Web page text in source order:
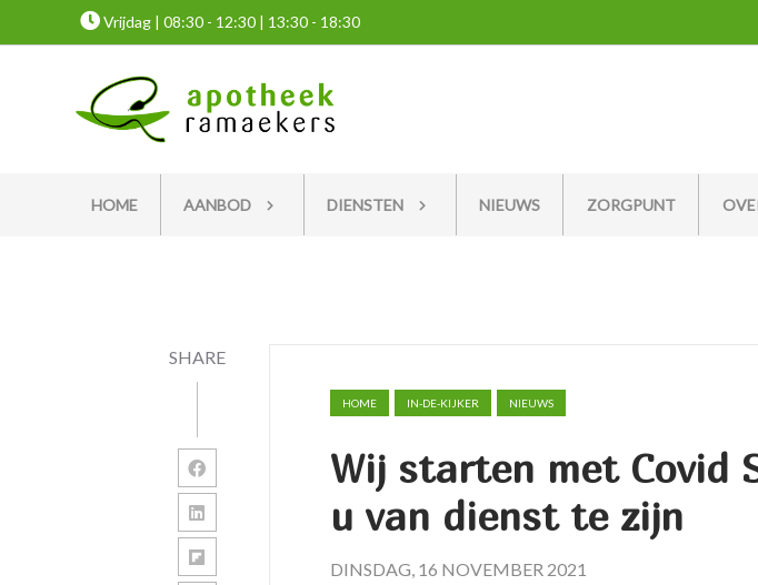
Vrijdag | 08:30 - 12:30 | 13:30 - 18:30
HOME AANBOD DIENSTEN NIEUWS ZORGPUNT
SHARE
HOME IN-DE-KIJKER NIEUWS
Wij starten met Covid
u van dienst te zijn
DINSDAG, 16 NOVEMBER 2021